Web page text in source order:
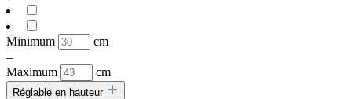
Minimum
cm
–
Maximum
cm
Réglable en hauteur